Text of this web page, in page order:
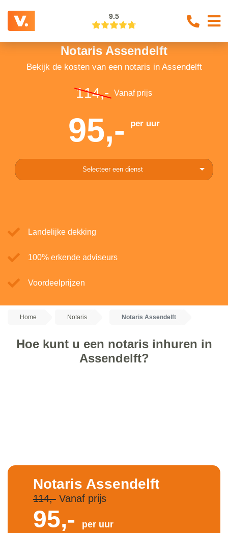
9.5
Notaris Assendelft
Bekijk de kosten van een notaris in Assendelft
114,- Vanaf prijs
95,- per uur
Selecteer een dienst
Landelijke dekking
100% erkende adviseurs
Voordeelprijzen
Home Notaris Notaris Assendelft
Hoe kunt u een notaris inhuren in
Assendelft?
Notaris Assendelft
114,-Vanaf prijs
95,- per uur